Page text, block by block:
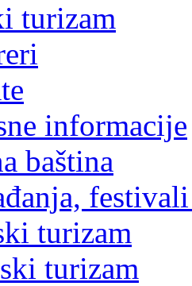
turizam
informacije
baština
turizam
turizam